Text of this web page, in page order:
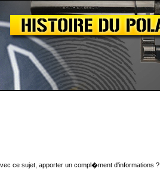
ce sujet, apporter un compl�ment d'informations ?